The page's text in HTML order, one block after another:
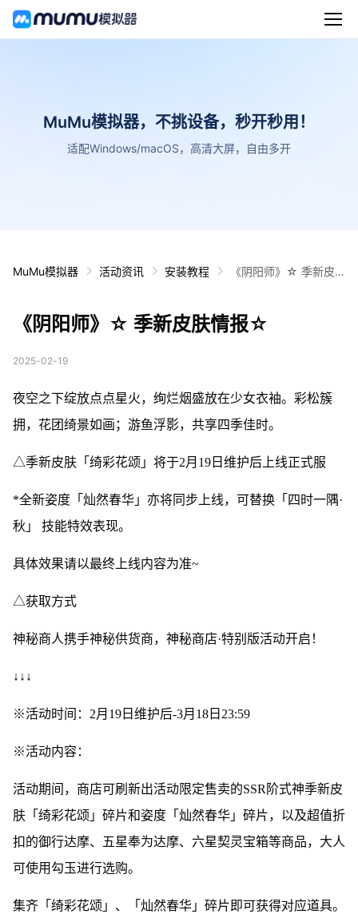
MuMu模拟器，不挑设备，秒开秒用！
适配Windows/macOS，高清大屏，自由多开
MuMu模拟器 活动资讯 安装教程
《阴阳师》☆ 季新皮
《阴阳师》☆ 季新皮肤情报☆
2025-02-19
夜空之下绽放点点星火，绚烂烟盛放在少女衣袖。彩松簇
拥，花团绮景如画；游鱼浮影，共享四季佳时。
△季新皮肤「绮彩花颂」将于2月19日维护后上线正式服
*全新姿度「灿然春华」亦将同步上线，可替换「四时一隅·
秋」 技能特效表现。
具体效果请以最终上线内容为准~
△获取方式
神秘商人携手神秘供货商，神秘商店·特别版活动开启！
↓↓↓
※活动时间：2月19日维护后-3月18日23:59
※活动内容：
活动期间，商店可刷新出活动限定售卖的SSR阶式神季新皮
肤「绮彩花颂」碎片和姿度「灿然春华」碎片，以及超值折
扣的御行达摩、五星奉为达摩、六星契灵宝箱等商品，大人
可使用勾玉进行选购。
集齐「绮彩花颂」、「灿然春华」碎片即可获得对应道具。